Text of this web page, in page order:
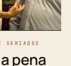
SERIADOS
pena